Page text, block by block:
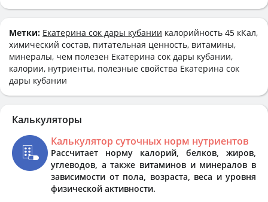
Метки: Екатерина сок дары кубании калорийность 45 кКал,
химический состав, питательная ценность, витамины,
минералы, чем полезен Екатерина сок дары кубании,
калории, нутриенты, полезные свойства Екатерина сок
дары кубании
Калькуляторы
Калькулятор суточных норм нутриентов
Рассчитает норму калорий, белков, жиров,
углеводов, а также витаминов и минералов в
зависимости от пола, возраста, веса и уровня
физической активности.